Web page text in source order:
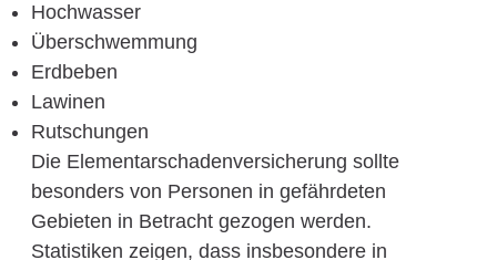
Hochwasser
Überschwemmung
Erdbeben
Lawinen
Rutschungen
Die Elementarschadenversicherung sollte
besonders von Personen in gefährdeten
Gebieten in Betracht gezogen werden.
Statistiken zeigen, dass insbesondere in